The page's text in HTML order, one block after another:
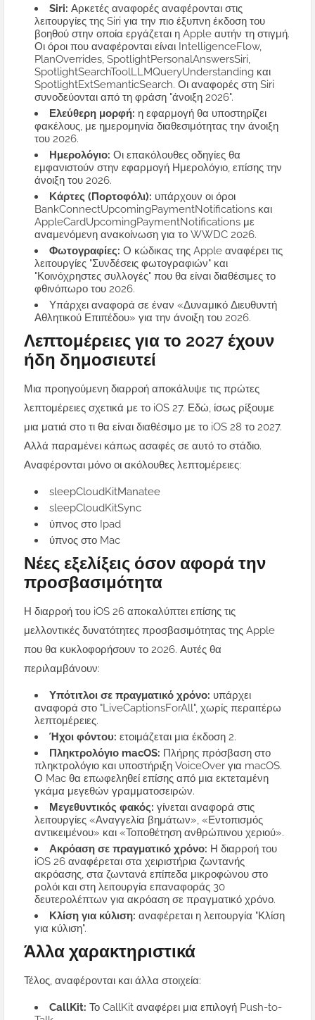
Siri: Αρκετές αναφορές αναφέρονται στις
λειτουργίες της Siri για την πιο έξυπνη έκδοση του
βοηθού στην οποία εργάζεται η Apple αυτήν τη στιγμή.
Οι όροι που αναφέρονται είναι IntelligenceFlow,
PlanOverrides, SpotlightPersonalAnswersSiri,
SpotlightSearchToolLLMQueryUnderstanding και
SpotlightExtSemanticSearch. Οι αναφορές στη Siri
συνοδεύονται από τη φράση "άνοιξη 2026".
Ελεύθερη μορφή: η εφαρμογή θα υποστηρίζει
φακέλους, με ημερομηνία διαθεσιμότητας την άνοιξη
του 2026.
Ημερολόγιο: Οι επακόλουθες οδηγίες θα
εμφανιστούν στην εφαρμογή Ημερολόγιο, επίσης την
άνοιξη του 2026.
Κάρτες (Πορτοφόλι): υπάρχουν οι όροι
BankConnectUpcomingPaymentNotifications και
AppleCardUpcomingPaymentNotifications με
αναμενόμενη ανακοίνωση για το WWDC 2026.
Φωτογραφίες: Ο κώδικας της Apple αναφέρει τις
λειτουργίες "Συνδέσεις φωτογραφιών" και
"Κοινόχρηστες συλλογές" που θα είναι διαθέσιμες το
φθινόπωρο του 2026.
Υπάρχει αναφορά σε έναν «Δυναμικό Διευθυντή
Αθλητικού Επιπέδου» για την άνοιξη του 2026.
Λεπτομέρειες για το 2027 έχουν
ήδη δημοσιευτεί
Μια προηγούμενη διαρροή αποκάλυψε τις πρώτες
λεπτομέρειες σχετικά με το iOS 27. Εδώ, ίσως ρίξουμε
μια ματιά στο τι θα είναι διαθέσιμο με το iOS 28 το 2027.
Αλλά παραμένει κάπως ασαφές σε αυτό το στάδιο.
Αναφέρονται μόνο οι ακόλουθες λεπτομέρειες:
sleepCloudKitManatee
sleepCloudKitSync
ύπνος στο Ipad
ύπνος στο Mac
Νέες εξελίξεις όσον αφορά την
προσβασιμότητα
Η διαρροή του iOS 26 αποκαλύπτει επίσης τις
μελλοντικές δυνατότητες προσβασιμότητας της Apple
που θα κυκλοφορήσουν το 2026. Αυτές θα
περιλαμβάνουν:
Υπότιτλοι σε πραγματικό χρόνο: υπάρχει
αναφορά στο "LiveCaptionsForAll", χωρίς περαιτέρω
λεπτομέρειες.
Ήχοι φόντου: ετοιμάζεται μια έκδοση 2.
Πληκτρολόγιο macOS: Πλήρης πρόσβαση στο
πληκτρολόγιο και υποστήριξη VoiceOver για macOS.
Ο Mac θα επωφεληθεί επίσης από μια εκτεταμένη
γκάμα μεγεθών γραμματοσειρών.
Μεγεθυντικός φακός: γίνεται αναφορά στις
λειτουργίες «Αναγγελία βημάτων», «Εντοπισμός
αντικειμένου» και «Τοποθέτηση ανθρώπινου χεριού».
Ακρόαση σε πραγματικό χρόνο: Η διαρροή του
iOS 26 αναφέρεται στα χειριστήρια ζωντανής
ακρόασης, στα ζωντανά επίπεδα μικροφώνου στο
ρολόι και στη λειτουργία επαναφοράς 30
δευτερολέπτων για ακρόαση σε πραγματικό χρόνο.
Κλίση για κύλιση: αναφέρεται η λειτουργία "Κλίση
για κύλιση".
Άλλα χαρακτηριστικά
Τέλος, αναφέρονται και άλλα στοιχεία:
CallKit: Το CallKit αναφέρει μια επιλογή Push-to-